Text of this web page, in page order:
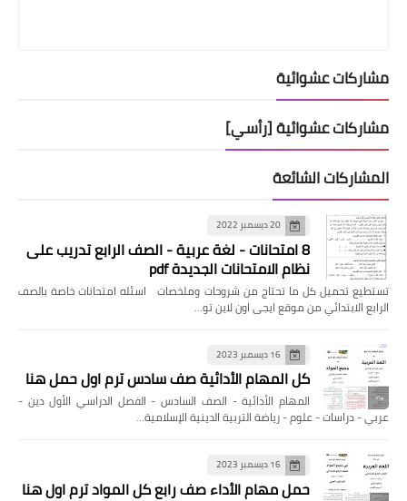
مشاركات عشوائية
مشاركات عشوائية [رأسي]
المشاركات الشائعة
20 ديسمبر 2022
8 امتحانات - لغة عربية - الصف الرابع تدريب على
نظام الامتحانات الجديدة pdf
تستطيع تحميل كل ما تحتاج من شروحات وملخصات اسئله امتحانات خاصة بالصف
الرابع الابتدائي من موقع ايجى اون لاين تو…
16 ديسمبر 2023
كل المهام الأدائية صف سادس ترم اول حمل هنا
المهام الأدائية - الصف السادس - الفصل الدراسي الأول دين -
عربي - دراسات - علوم - رياضة التربية الدينية الإسلامية…
16 ديسمبر 2023
حمل مهام الأداء صف رابع كل المواد ترم اول هنا